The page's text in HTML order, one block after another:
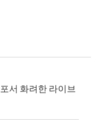
서 화려한 라이브